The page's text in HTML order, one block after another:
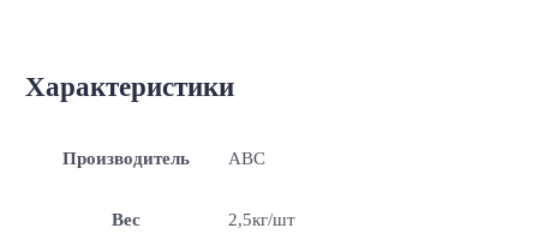
Характеристики
Производитель ABC
Вес 2,5кг/шт